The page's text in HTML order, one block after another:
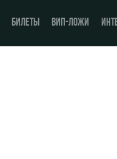
БИЛЕТЫ ВИП-ЛОЖИ